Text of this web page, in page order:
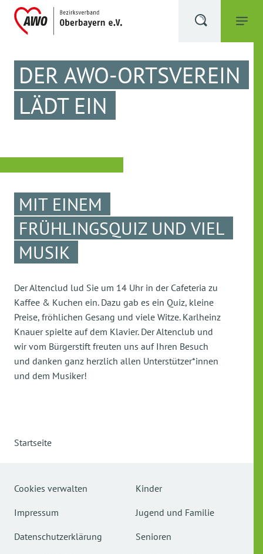
DER AWO-ORTSVEREIN
LÄDT EIN
MIT EINEM
FRÜHLINGSQUIZ UND VIEL
MUSIK
Der Altenclud lud Sie um 14 Uhr in der Cafeteria zu
Kaffee & Kuchen ein. Dazu gab es ein Quiz, kleine
Preise, fröhlichen Gesang und viele Witze. Karlheinz
Knauer spielte auf dem Klavier. Der Altenclub und
wir vom Bürgerstift freuten uns auf Ihren Besuch
und danken ganz herzlich allen Unterstützer*innen
und dem Musiker!
Startseite
Cookies verwalten
Impressum
Datenschutzerklärung
Kinder
Jugend und Familie
Senioren